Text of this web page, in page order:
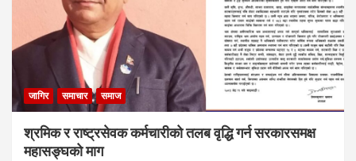
जागिर समाचार समाज
श्रमिक र राष्ट्रसेवक कर्मचारीको तलब वृद्धि गर्न सरकारसमक्ष
महासङ्घको माग